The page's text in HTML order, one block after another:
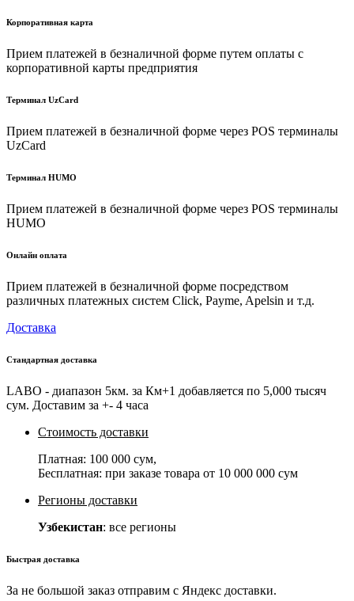
Корпоративная карта
Прием платежей в безналичной форме путем оплаты с
корпоративной карты предприятия
Терминал UzCard
Прием платежей в безналичной форме через POS терминалы
UzCard
Терминал HUMO
Прием платежей в безналичной форме через POS терминалы
HUMO
Онлайн оплата
Прием платежей в безналичной форме посредством
различных платежных систем Click, Payme, Apelsin и т.д.
Доставка
Стандартная доставка
LABO - диапазон 5км. за Км+1 добавляется по 5,000 тысяч
сум. Доставим за +- 4 часа
Стоимость доставки
Платная: 100 000 сум,
Бесплатная: при заказе товара от 10 000 000 сум
Регионы доставки
Узбекистан: все регионы
Быстрая доставка
За не большой заказ отправим с Яндекс доставки.